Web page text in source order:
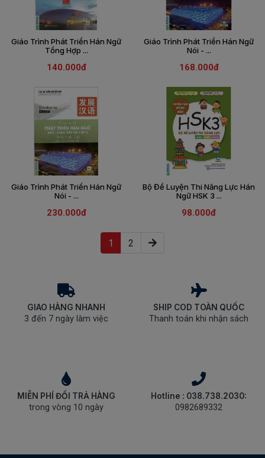
Giáo Trình Phát Triển Hán Ngữ
Tổng Hợp ...
140.000đ
Giáo Trình Phát Triển Hán Ngữ
Nói - ...
168.000đ
Giáo Trình Phát Triển Hán Ngữ
Nói - ...
230.000đ
Bộ Đề Luyện Thi Năng Lực Hán
Ngữ HSK 3 ...
98.000đ
1 (current)
2
GIAO HÀNG NHANH
3 đến 7 ngày làm việc
SHIP COD TOÀN QUỐC
Thanh toán khi nhận sách
MIỄN PHÍ ĐỔI TRẢ HÀNG
trong vòng 10 ngày
Hotline : 038.738.2030:
0982689332